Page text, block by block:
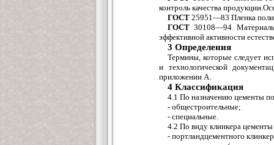
контроль качества
ГОСТ 25951—83 Пленка
ГОСТ 30108—94
эффективной активности
3 Определения
Термины, которые следует
и технологической
приложении А.
4 Классификация
4.1 По назначению цементы
- общестроительные;
- специальные.
4.2 По виду клинкера
- портландцементного